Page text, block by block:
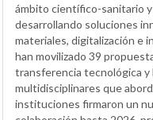
ámbito científico-sanitario
desarrollando soluciones
materiales, digitalización e
han movilizado 39
transferencia tecnológica y
multidisciplinares que
instituciones firmaron un